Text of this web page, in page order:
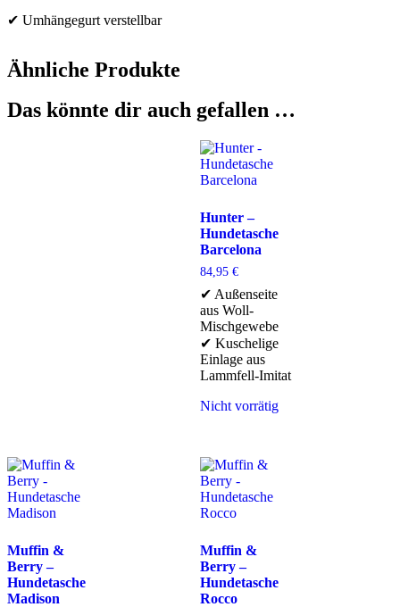
✔ Umhängegurt verstellbar
Ähnliche Produkte
Das könnte dir auch gefallen …
Hunter –
Hundetasche
Barcelona
84,95 €
✔ Außenseite
aus Woll-
Mischgewebe
✔ Kuschelige
Einlage aus
Lammfell-Imitat
Nicht vorrätig
Muffin &
Berry –
Hundetasche
Madison
Muffin &
Berry –
Hundetasche
Rocco